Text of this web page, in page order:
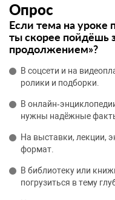
Опрос
Если тема на уроке
ты скорее пойдёшь
продолжением»?
В соцсети и на
ролики и подборки.
В
нужны надёжные
На выставки, лекции,
формат.
В библиотеку или
погрузиться в тему